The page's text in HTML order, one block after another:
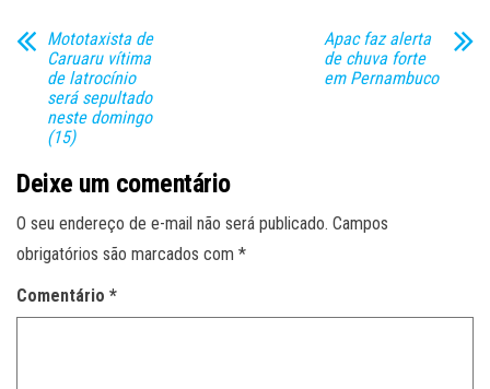
Mototaxista de
Caruaru vítima
de latrocínio
será sepultado
neste domingo
(15)
Apac faz alerta
de chuva forte
em Pernambuco
Deixe um comentário
O seu endereço de e-mail não será publicado. Campos
obrigatórios são marcados com *
Comentário *